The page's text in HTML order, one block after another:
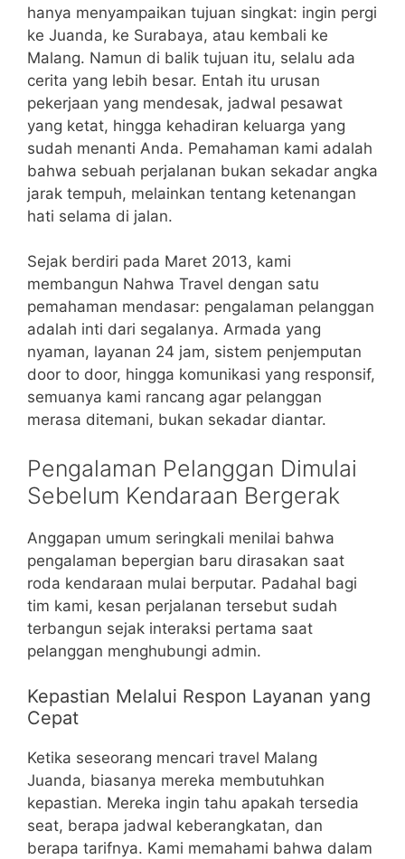
hanya menyampaikan tujuan singkat: ingin pergi
ke Juanda, ke Surabaya, atau kembali ke
Malang. Namun di balik tujuan itu, selalu ada
cerita yang lebih besar. Entah itu urusan
pekerjaan yang mendesak, jadwal pesawat
yang ketat, hingga kehadiran keluarga yang
sudah menanti Anda. Pemahaman kami adalah
bahwa sebuah perjalanan bukan sekadar angka
jarak tempuh, melainkan tentang ketenangan
hati selama di jalan.
Sejak berdiri pada Maret 2013, kami
membangun Nahwa Travel dengan satu
pemahaman mendasar: pengalaman pelanggan
adalah inti dari segalanya. Armada yang
nyaman, layanan 24 jam, sistem penjemputan
door to door, hingga komunikasi yang responsif,
semuanya kami rancang agar pelanggan
merasa ditemani, bukan sekadar diantar.
Pengalaman Pelanggan Dimulai
Sebelum Kendaraan Bergerak
Anggapan umum seringkali menilai bahwa
pengalaman bepergian baru dirasakan saat
roda kendaraan mulai berputar. Padahal bagi
tim kami, kesan perjalanan tersebut sudah
terbangun sejak interaksi pertama saat
pelanggan menghubungi admin.
Kepastian Melalui Respon Layanan yang
Cepat
Ketika seseorang mencari travel Malang
Juanda, biasanya mereka membutuhkan
kepastian. Mereka ingin tahu apakah tersedia
seat, berapa jadwal keberangkatan, dan
berapa tarifnya. Kami memahami bahwa dalam